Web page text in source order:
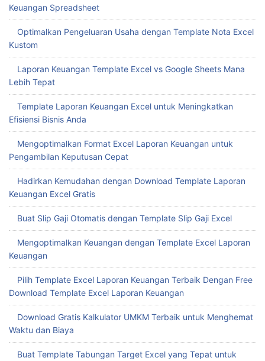
Keuangan Spreadsheet
Optimalkan Pengeluaran Usaha dengan Template Nota Excel
Kustom
Laporan Keuangan Template Excel vs Google Sheets Mana
Lebih Tepat
Template Laporan Keuangan Excel untuk Meningkatkan
Efisiensi Bisnis Anda
Mengoptimalkan Format Excel Laporan Keuangan untuk
Pengambilan Keputusan Cepat
Hadirkan Kemudahan dengan Download Template Laporan
Keuangan Excel Gratis
Buat Slip Gaji Otomatis dengan Template Slip Gaji Excel
Mengoptimalkan Keuangan dengan Template Excel Laporan
Keuangan
Pilih Template Excel Laporan Keuangan Terbaik Dengan Free
Download Template Excel Laporan Keuangan
Download Gratis Kalkulator UMKM Terbaik untuk Menghemat
Waktu dan Biaya
Buat Template Tabungan Target Excel yang Tepat untuk